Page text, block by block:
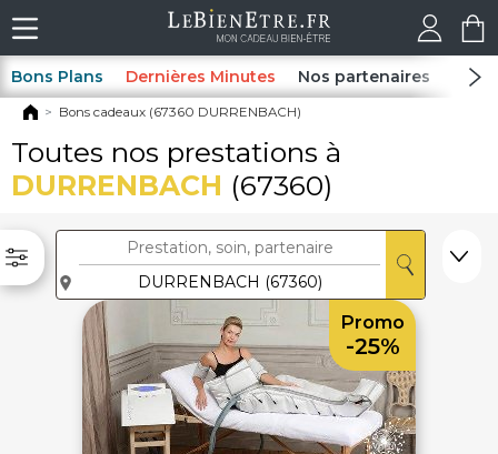
Bons Plans Dernières Minutes Nos partenaires Spas
Bons cadeaux (67360 DURRENBACH)
Toutes nos prestations à
DURRENBACH (67360)
Promo
-25%